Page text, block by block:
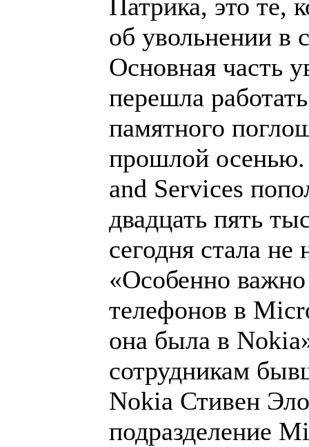
Патрика, это те,
об увольнении в
Основная часть
перешла
памятного
прошлой осенью.
and Services
двадцать пять
сегодня стала не
«Особенно важно
телефонов в
она была в
сотрудникам
Nokia Стивен
подразделение